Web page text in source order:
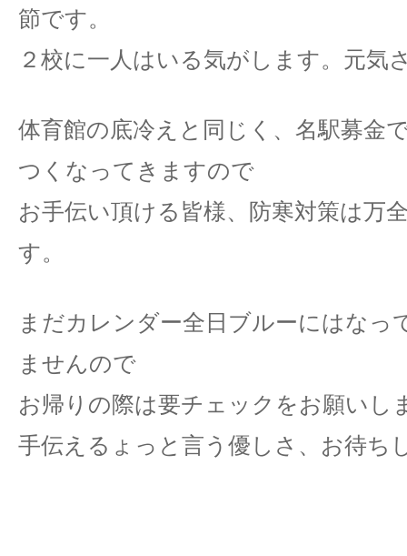
節です。
２校に一人はいる気がします。元気
体育館の底冷えと同じく、名駅募金
つくなってきますので
お手伝い頂ける皆様、防寒対策は万
す。
まだカレンダー全日ブルーにはなっ
ませんので
お帰りの際は要チェックをお願い
手伝えるょっと言う優しさ、お待ち